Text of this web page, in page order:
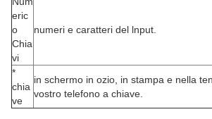
eric
o
Chia
vi
numeri e caratteri del lnput.
*
chia
ve
in schermo in ozio, in stampa e nella
vostro telefono a chiave.